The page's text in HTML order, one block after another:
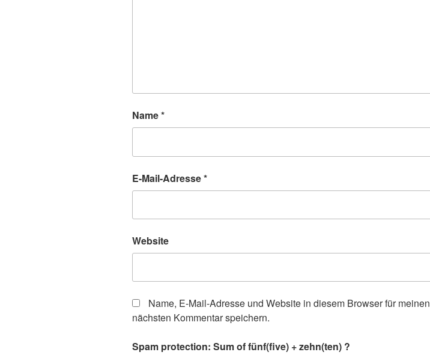
Name*
E-Mail-Adresse*
Website
Name, E-Mail-Adresse und Website in diesem Browser für meinen
nächsten Kommentar speichern.
Spam protection: Sum of fünf(five) + zehn(ten) ?